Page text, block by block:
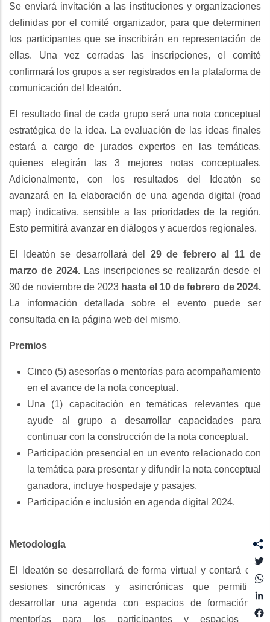
Se enviará invitación a las instituciones y organizaciones
definidas por el comité organizador, para que determinen
los participantes que se inscribirán en representación de
ellas. Una vez cerradas las inscripciones, el comité
confirmará los grupos a ser registrados en la plataforma de
comunicación del Ideatón.
El resultado final de cada grupo será una nota conceptual
estratégica de la idea. La evaluación de las ideas finales
estará a cargo de jurados expertos en las temáticas,
quienes elegirán las 3 mejores notas conceptuales.
Adicionalmente, con los resultados del Ideatón se
avanzará en la elaboración de una agenda digital (road
map) indicativa, sensible a las prioridades de la región.
Esto permitirá avanzar en diálogos y acuerdos regionales.
El Ideatón se desarrollará del
29 de febrero al 11 de
marzo de 2024.Las inscripciones se realizarán desde el
30 de noviembre de 2023 hasta el 10 de febrero de 2024.
La información detallada sobre el evento puede ser
consultada en la página web del mismo.
Premios
Cinco (5) asesorías o mentorías para acompañamiento
en el avance de la nota conceptual.
Una (1) capacitación en temáticas relevantes que
ayude al grupo a desarrollar capacidades para
continuar con la construcción de la nota conceptual.
Participación presencial en un evento relacionado con
la temática para presentar y difundir la nota conceptual
ganadora, incluye hospedaje y pasajes.
Participación e inclusión en agenda digital 2024.
Metodología
El Ideatón se desarrollará de forma virtual y contará con
sesiones sincrónicas y asincrónicas que permitirán
desarrollar una agenda con espacios de formación y
mentorías para los participantes y espacios de